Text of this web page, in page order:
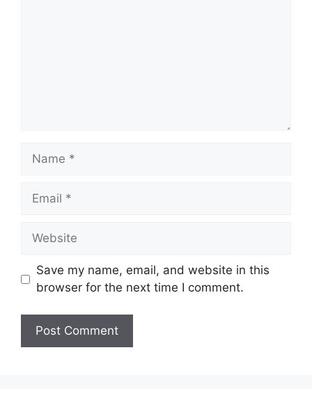
Name
Email
Website
Save my name, email, and website in this
browser for the next time I comment.